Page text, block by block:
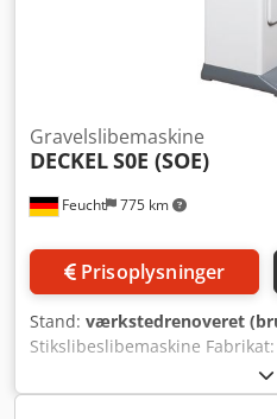
Feucht 775 km
Gravelslibemaskine
DECKELS0E (SOE)
Prisoplysninger
Stand: værkstedrenoveret
Stikslibeslibemaskine
1988 – renoveret, nymalet
basaltgrå Maskinnr.: 88-6730